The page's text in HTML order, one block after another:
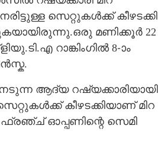
സെറ്റുകൾക്ക് കീഴടക്കി
മണിക്കൂർ 22
റാങ്കിംഗിൽ 8-ാം
ആദ്യ റഷ്യക്കാരിയായി
കീഴടക്കിയാണ് മിറ
ഫ്രഞ്ച് ഓപ്പണിന്റെ സെമി